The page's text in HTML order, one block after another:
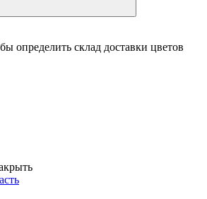
определить склад доставки цветов